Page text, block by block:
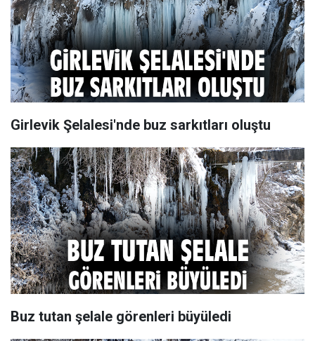
Girlevik Şelalesi'nde buz sarkıtları oluştu
Buz tutan şelale görenleri büyüledi